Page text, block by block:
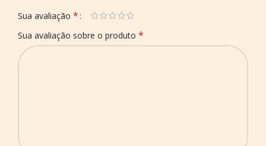
Sua avaliação *
Sua avaliação sobre o produto *